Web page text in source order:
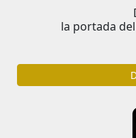
la portada